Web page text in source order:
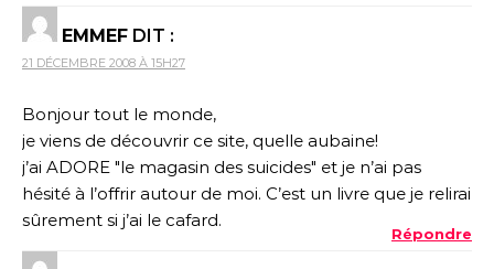
EMMEF DIT :
21 DÉCEMBRE 2008 À 15H27
Bonjour tout le monde,
je viens de découvrir ce site, quelle aubaine!
j’ai ADORE "le magasin des suicides" et je n’ai pas
hésité à l’offrir autour de moi. C’est un livre que je relirai
sûrement si j’ai le cafard.
Répondre